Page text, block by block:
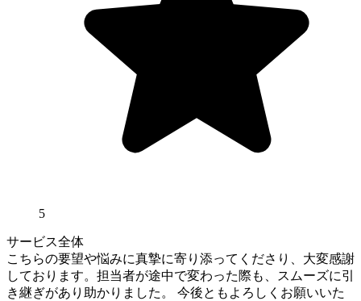
5
サービス全体
こちらの要望や悩みに真摯に寄り添ってくださり、大変感謝
しております。担当者が途中で変わった際も、スムーズに引
き継ぎがあり助かりました。 今後ともよろしくお願いいた